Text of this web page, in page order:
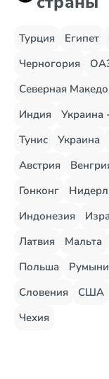
Турция Египет
Черногория
Северная
Индия
Украина
Тунис
Украина
Австрия
Гонконг
Индонезия
Латвия
Мальта
Польша
Словения
США
Чехия